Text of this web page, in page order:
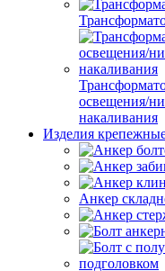
освещения/
накаливания
Изделия
Анкер